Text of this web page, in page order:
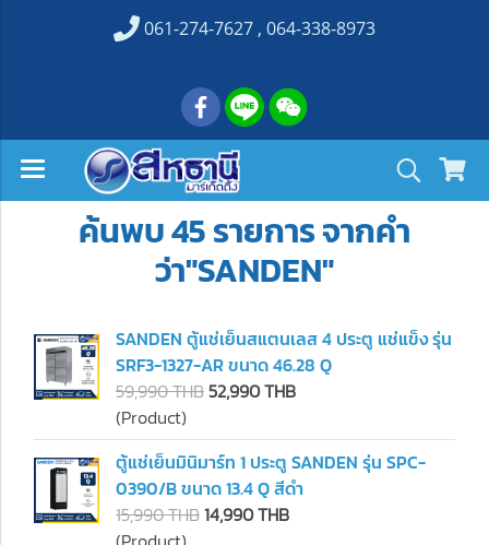
061-274-7627 , 064-338-8973
ค้นพบ 45 รายการ จากคำ
ว่า"SANDEN"
SANDEN ตู้แช่เย็นสแตนเลส 4 ประตู แช่แข็ง รุ่น
SRF3-1327-AR ขนาด 46.28 Q
59,990 THB52,990 THB
(Product)
ตู้แช่เย็นมินิมาร์ท 1 ประตู SANDEN รุ่น SPC-
0390/B ขนาด 13.4 Q สีดำ
15,990 THB14,990 THB